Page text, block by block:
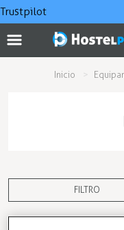
Trustpilot
Inicio
FILTRO